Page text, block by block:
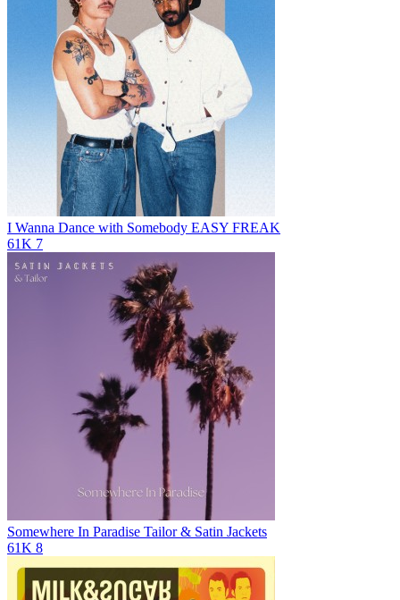
I Wanna Dance with Somebody EASY FREAK
61K 7
Somewhere In Paradise Tailor & Satin Jackets
61K 8